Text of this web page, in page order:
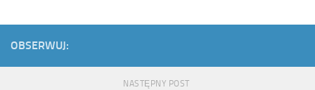
OBSERWUJ:
NASTĘPNY POST